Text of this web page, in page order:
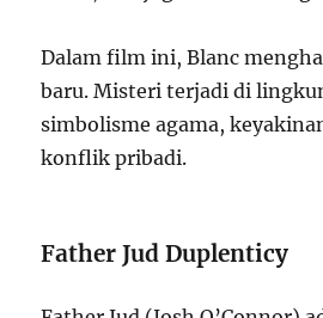
Dalam film ini, Blanc
baru. Misteri terjadi di
simbolisme agama,
konflik pribadi.
Father Jud Duplenticy